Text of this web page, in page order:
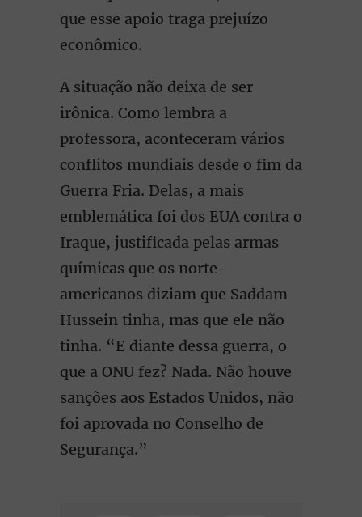
que esse apoio traga prejuízo
econômico.
A situação não deixa de ser
irônica. Como lembra a
professora, aconteceram vários
conflitos mundiais desde o fim da
Guerra Fria. Delas, a mais
emblemática foi dos EUA contra o
Iraque, justificada pelas armas
químicas que os norte-
americanos diziam que Saddam
Hussein tinha, mas que ele não
tinha. “E diante dessa guerra, o
que a ONU fez? Nada. Não houve
sanções aos Estados Unidos, não
foi aprovada no Conselho de
Segurança.”